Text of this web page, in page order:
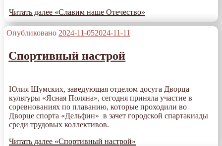
Читать далее «Славим наше Отечество»
Опубликовано 2024-11-052024-11-11
Спортивный настрой
Юлия Шумских, заведующая отделом досуга Дворца
культуры «Ясная Поляна», сегодня приняла участие в
соревнованиях по плаванию, которые проходили во
Дворце спорта «Дельфин» в зачет городской спартакиады
среди трудовых коллективов.
Читать далее «Спортивный настрой»